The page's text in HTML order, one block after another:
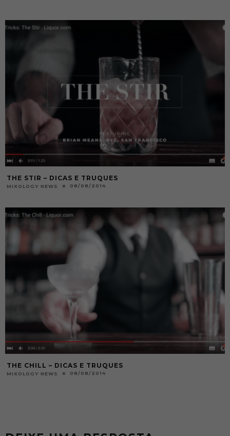
THE STIR – DICAS E TRUQUES
MIXOLOGY NEWS 08/08/2014
THE CHILL – DICAS E TRUQUES
MIXOLOGY NEWS 08/08/2014